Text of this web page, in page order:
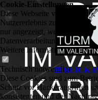
BLICK
IM
Cookie-Einstellungen
Diese Webseite verwendet
Nutzererlebnis zu bieten.
nur angezeigt, wenn die
Datenverarbeitung kann
Weitere Informationen hierzu
Technisch notwendige
Diese Cookies sind zum
Schutz vor Hackerangriffen
konsistenten und der